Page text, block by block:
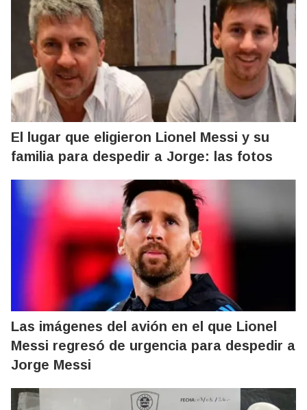
El lugar que eligieron Lionel Messi y su
familia para despedir a Jorge: las fotos
Las imágenes del avión en el que Lionel
Messi regresó de urgencia para despedir a
Jorge Messi